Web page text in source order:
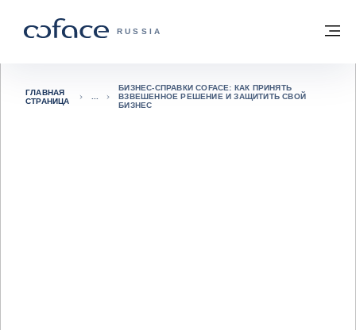
COFACE FOR TRADE — ГЛАВНАЯ
RUSSIA
Вернуться на главную страницу
ГЛАВНАЯ
СТРАНИЦА
БИЗНЕС-СПРАВКИ COFACE: КАК ПРИНЯТЬ
ВЗВЕШЕННОЕ РЕШЕНИЕ И ЗАЩИТИТЬ СВОЙ
БИЗНЕС